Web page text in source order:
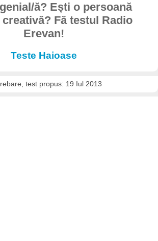
ă? Ești o persoană
Fă testul Radio
Erevan!
Teste Haioase
test propus: 19 Iul 2013